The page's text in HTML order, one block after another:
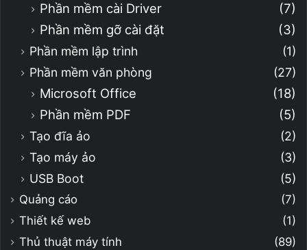
Phần mềm cài Driver
(7)
Phần mềm gỡ cài đặt
(3)
Phần mềm lập trình
(1)
Phần mềm văn phòng
(27)
Microsoft Office
(18)
Phần mềm PDF
(5)
Tạo đĩa ảo
(2)
Tạo máy ảo
(3)
USB Boot
(5)
Quảng cáo
(7)
Thiết kế web
(1)
Thủ thuật máy tính
(89)